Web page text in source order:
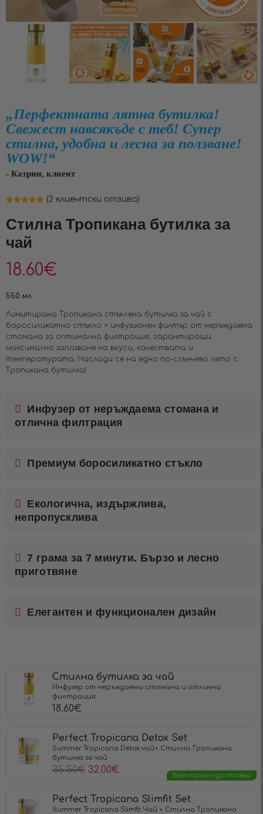
„Перфектната лятна бутилка!
Свежест навсякъде с теб! Супер
стилна, удобна и лесна за ползване!
WOW!“
- Катрин, клиент
базирано на
потребителски
оценки
(2 клиентски отзива)
Стилна Тропикана бутилка за
чай
18.60€
550 мл
Лимитирана Тропикана стъклена бутилка за чай с
боросиликатно стъкло + инфузионен филтър от неръждаема
стомана за оптимална филтрация, гарантиращи
максимално запазване на вкуса, качествата и
температурата. Наслади се на едно по-слънчево лято с
Тропикана бутилка!
Инфузер от неръждаема стомана и
отлична филтрация
Премиум боросиликатно стъкло
Екологична, издържлива,
непропусклива
7 грама за 7 минути. Бързо и лесно
приготвяне
Елегантен и функционален дизайн
Стилна бутилка за чай
Инфузер от неръждаема стомана и отлична
филтрация
18.60€
Perfect Tropicana Detox Set
Summer Tropicana Detox чай+ Стилна Тропикана
бутилка за чай
35.50€ 32.00€
Безплатна доставка
Perfect Tropicana Slimfit Set
Summer Tropicana Slimfit Чай + Стилна Тропикана